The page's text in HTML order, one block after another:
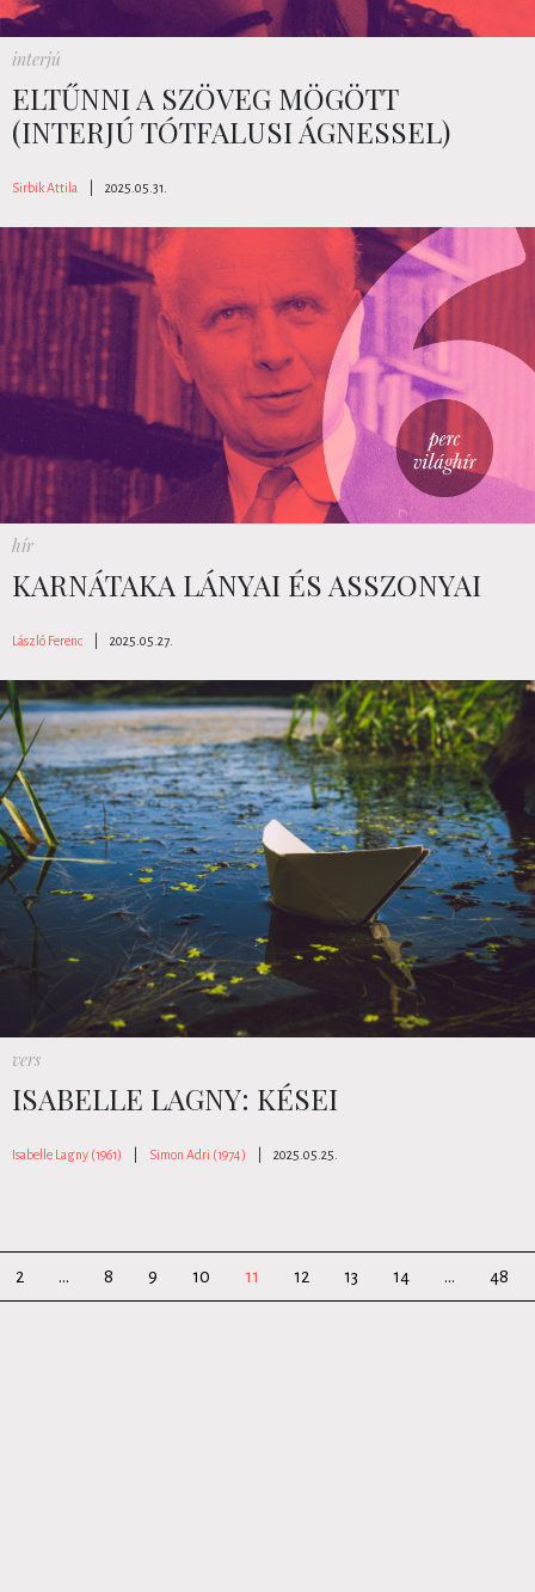
interjú
ELTŰNNI A SZÖVEG MÖGÖTT
(INTERJÚ TÓTFALUSI ÁGNESSEL)
Sirbik Attila 2025.05.31.
hír
KARNÁTAKA LÁNYAI ÉS ASSZONYAI
László Ferenc 2025.05.27.
vers
ISABELLE LAGNY: KÉSEI
Isabelle Lagny (1961) Simon Adri (1974) 2025.05.25.
2 ... 8 9 10 11 12 13 14 ... 48